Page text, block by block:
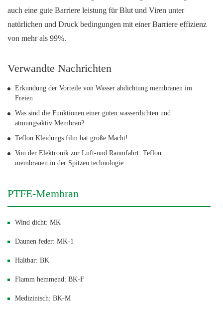
auch eine gute Barriere leistung für Blut und Viren unter
natürlichen und Druck bedingungen mit einer Barriere effizienz
von mehr als 99%.
Verwandte Nachrichten
Erkundung der Vorteile von Wasser abdichtung membranen im
Freien
Was sind die Funktionen einer guten wasserdichten und
atmungsaktiv Membran?
Teflon Kleidungs film hat große Macht!
Von der Elektronik zur Luft-und Raumfahrt: Teflon
membranen in der Spitzen technologie
PTFE-Membran
Wind dicht: MK
Daunen feder: MK-1
Haltbar: BK
Flamm hemmend: BK-F
Medizinisch: BK-M